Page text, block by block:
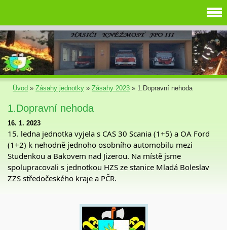
Úvod » Zásahy jednotky » Zásahy 2023 » 1.Dopravní nehoda
1.Dopravní nehoda
16. 1. 2023
15. ledna jednotka vyjela s CAS 30 Scania (1+5) a OA Ford
(1+2) k nehodně jednoho osobního automobilu mezi
Studenkou a Bakovem nad Jizerou. Na místě jsme
spolupracovali s jednotkou HZS ze stanice Mladá Boleslav
ZZS středočeského kraje a PČR.